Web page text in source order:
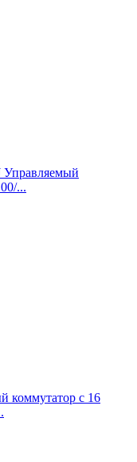
Управляемый
...
коммутатор с 16